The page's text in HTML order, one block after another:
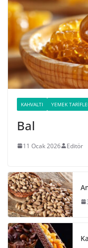
KAHVALTI YEMEK
Bal
11 Ocak 2026 Editör